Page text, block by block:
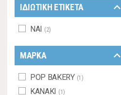
ΙΔΙΩΤΙΚΗ ΕΤΙΚΕΤΑ keyboard_arrow_down
ΝΑΙ (2)
ΜΑΡΚΑ keyboard_arrow_down
POP BAKERY (1)
ΚΑΝΑΚΙ (1)